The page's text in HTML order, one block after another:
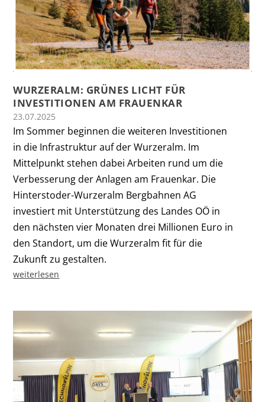
WURZERALM: GRÜNES LICHT FÜR
INVESTITIONEN AM FRAUENKAR
23.07.2025
Im Sommer beginnen die weiteren Investitionen
in die Infrastruktur auf der Wurzeralm. Im
Mittelpunkt stehen dabei Arbeiten rund um die
Verbesserung der Anlagen am Frauenkar. Die
Hinterstoder-Wurzeralm Bergbahnen AG
investiert mit Unterstützung des Landes OÖ in
den nächsten vier Monaten drei Millionen Euro in
den Standort, um die Wurzeralm fit für die
Zukunft zu gestalten.
weiterlesen